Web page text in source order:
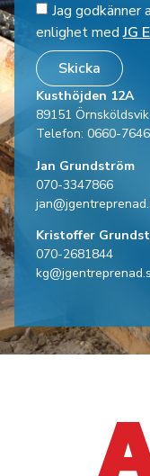
Jag godkänner
enlighet medJG
Skicka
Kusthöjden 12A
89151 Örnsköldsvik
Telefon: 0660-
Jan Grundström
070-3347866
Kristoffer
070-2681844